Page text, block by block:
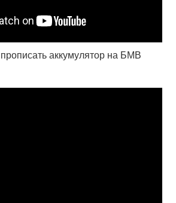
аккумулятор на БМВ